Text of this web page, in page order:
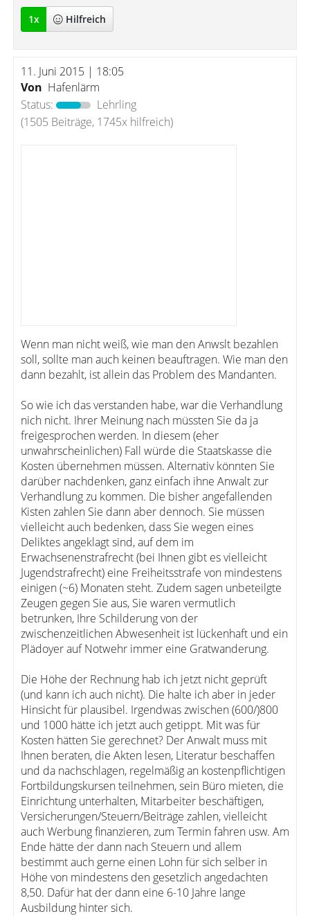
1x Hilfreich
11. Juni 2015 | 18:05
Von Hafenlärm
Status:
Lehrling
(1505 Beiträge, 1745x hilfreich)
Wenn man nicht weiß, wie man den Anwslt bezahlen
soll, sollte man auch keinen beauftragen. Wie man den
dann bezahlt, ist allein das Problem des Mandanten.
So wie ich das verstanden habe, war die Verhandlung
nich nicht. Ihrer Meinung nach müssten Sie da ja
freigesprochen werden. In diesem (eher
unwahrscheinlichen) Fall würde die Staatskasse die
Kosten übernehmen müssen. Alternativ könnten Sie
darüber nachdenken, ganz einfach ihne Anwalt zur
Verhandlung zu kommen. Die bisher angefallenden
Kisten zahlen Sie dann aber dennoch. Sie müssen
vielleicht auch bedenken, dass Sie wegen eines
Deliktes angeklagt sind, auf dem im
Erwachsenenstrafrecht (bei Ihnen gibt es vielleicht
Jugendstrafrecht) eine Freiheitsstrafe von mindestens
einigen (~6) Monaten steht. Zudem sagen unbeteilgte
Zeugen gegen Sie aus, Sie waren vermutlich
betrunken, Ihre Schilderung von der
zwischenzeitlichen Abwesenheit ist lückenhaft und ein
Plädoyer auf Notwehr immer eine Gratwanderung.
Die Höhe der Rechnung hab ich jetzt nicht geprüft
(und kann ich auch nicht). Die halte ich aber in jeder
Hinsicht für plausibel. Irgendwas zwischen (600/)800
und 1000 hätte ich jetzt auch getippt. Mit was für
Kosten hätten Sie gerechnet? Der Anwalt muss mit
Ihnen beraten, die Akten lesen, Literatur beschaffen
und da nachschlagen, regelmäßig an kostenpflichtigen
Fortbildungskursen teilnehmen, sein Büro mieten, die
Einrichtung unterhalten, Mitarbeiter beschäftigen,
Versicherungen/Steuern/Beiträge zahlen, vielleicht
auch Werbung finanzieren, zum Termin fahren usw. Am
Ende hätte der dann nach Steuern und allem
bestimmt auch gerne einen Lohn für sich selber in
Höhe von mindestens den gesetzlich angedachten
8,50. Dafür hat der dann eine 6-10 Jahre lange
Ausbildung hinter sich.